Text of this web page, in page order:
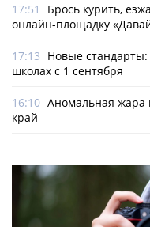
17:51
Брось курить,
онлайн-­площадку
17:13 Новые стандарты:
школах с 1 сентября
16:10 Аномальная жара
край